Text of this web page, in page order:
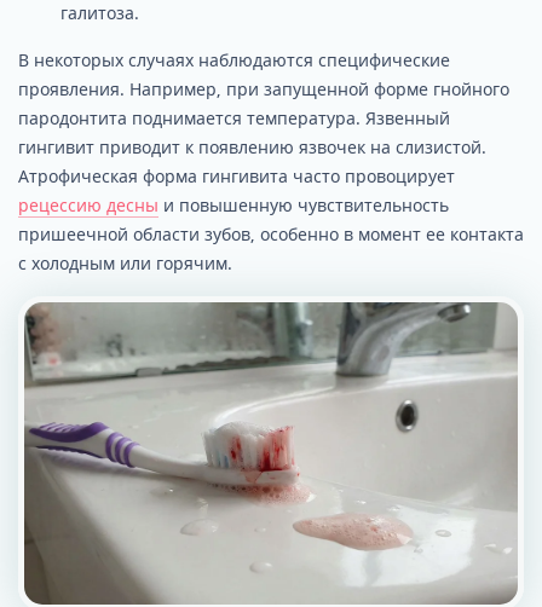
галитоза.
В некоторых случаях наблюдаются специфические
проявления. Например, при запущенной форме гнойного
пародонтита поднимается температура. Язвенный
гингивит приводит к появлению язвочек на слизистой.
Атрофическая форма гингивита часто провоцирует
рецессию десны и повышенную чувствительность
пришеечной области зубов, особенно в момент ее контакта
с холодным или горячим.